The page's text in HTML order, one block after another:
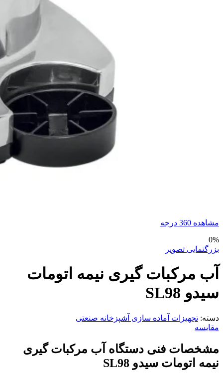
مشاهده 360 درجه
0%
بزرگنمایی تصویر
آب مرکبات گیری نیمه اتومات
سیدو SL98
دسته: تجهیزات آماده سازی آشپزخانه صنعتی
مقایسه
مشخصات فنی دستگاه آب مرکبات گیری
نیمه اتومات سیدو SL98